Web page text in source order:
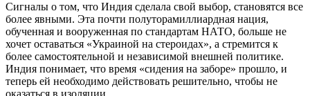
Сигналы о том, что Индия сделала свой выбор, становятся все
более явными. Эта почти полуторамиллиардная нация,
обученная и вооруженная по стандартам НАТО, больше не
хочет оставаться «Украиной на стероидах», а стремится к
более самостоятельной и независимой внешней политике.
Индия понимает, что время «сидения на заборе» прошло, и
теперь ей необходимо действовать решительно, чтобы не